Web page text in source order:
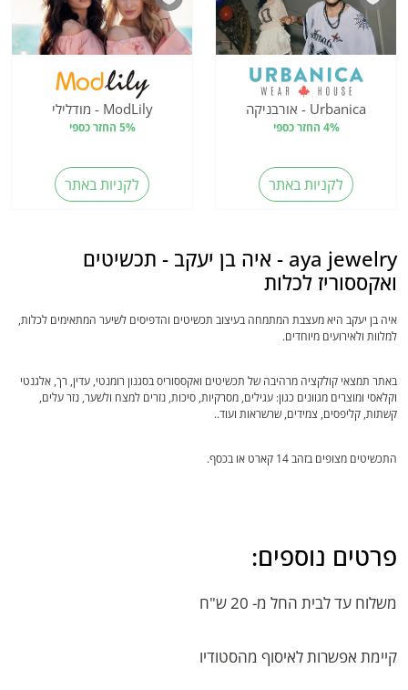
Urbanica - אורבניקה
4% החזר כספי
לקניות באתר
ModLily - מודלילי
5% החזר כספי
לקניות באתר
aya jewelry - איה בן יעקב - תכשיטים
ואקססוריז לכלות
איה בן יעקב היא מעצבת המתמחה בעיצוב תכשיטים והדפיסים לשיער המתאימים לכלות,
למלוות ולאירועים מיוחדים.
באתר תמצאי קולקציה מרהיבה של תכשיטים ואקססוריס בסגנון רומנטי, עדין, רך, אלגנטי
וקלאסי ומוצרים מגוונים כגון: עגילים, מסרקיות, סיכות, נזרים למצח ולשער, נזר עלים,
קשתות, קליפסים, צמידים, שרשראות ועוד..
התכשיטים מצופים בזהב 14 קארט או בכסף.
פרטים נוספים:
משלוח עד לבית החל מ- 20 ש"ח
קיימת אפשרות לאיסוף מהסטודיו